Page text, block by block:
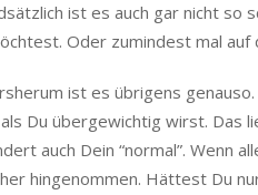
ist es auch gar nicht so
Oder zumindest mal
ist es übrigens
Du übergewichtig wirst. Das
auch Dein “normal”. Wenn
hingenommen. Hättest Du